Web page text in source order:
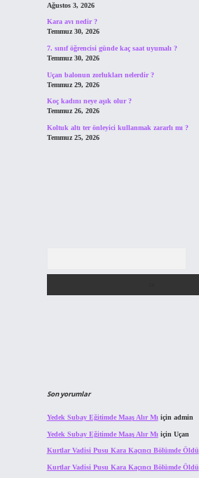
Ağustos 3, 2026
Kara avı nedir ?
Temmuz 30, 2026
7. sınıf öğrencisi günde kaç saat uyumalı ?
Temmuz 30, 2026
Uçan balonun zorlukları nelerdir ?
Temmuz 29, 2026
Koç kadını neye aşık olur ?
Temmuz 26, 2026
Koltuk altı ter önleyici kullanmak zararlı mı ?
Temmuz 25, 2026
Son yorumlar
Yedek Subay Eğitimde Maaş Alır Mı için admin
Yedek Subay Eğitimde Maaş Alır Mı için Uçan
Kurtlar Vadisi Pusu Kara Kaçıncı Bölümde Öldü
Kurtlar Vadisi Pusu Kara Kaçıncı Bölümde Öldü